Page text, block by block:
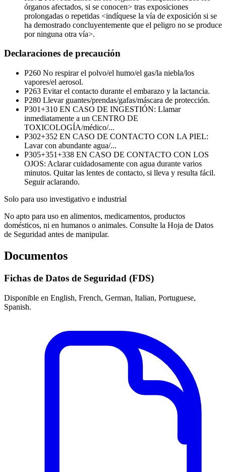
órganos afectados, si se conocen> tras exposiciones
prolongadas o repetidas <indíquese la vía de exposición si se
ha demostrado concluyentemente que el peligro no se produce
por ninguna otra vía>.
Declaraciones de precaución
P260 No respirar el polvo/el humo/el gas/la niebla/los
vapores/el aerosol.
P263 Evitar el contacto durante el embarazo y la lactancia.
P280 Llevar guantes/prendas/gafas/máscara de protección.
P301+310 EN CASO DE INGESTIÓN: Llamar
inmediatamente a un CENTRO DE
TOXICOLOGÍA/médico/...
P302+352 EN CASO DE CONTACTO CON LA PIEL:
Lavar con abundante agua/...
P305+351+338 EN CASO DE CONTACTO CON LOS
OJOS: Aclarar cuidadosamente con agua durante varios
minutos. Quitar las lentes de contacto, si lleva y resulta fácil.
Seguir aclarando.
Solo para uso investigativo e industrial
No apto para uso en alimentos, medicamentos, productos
domésticos, ni en humanos o animales. Consulte la Hoja de Datos
de Seguridad antes de manipular.
Documentos
Fichas de Datos de Seguridad (FDS)
Disponible en English, French, German, Italian, Portuguese,
Spanish.